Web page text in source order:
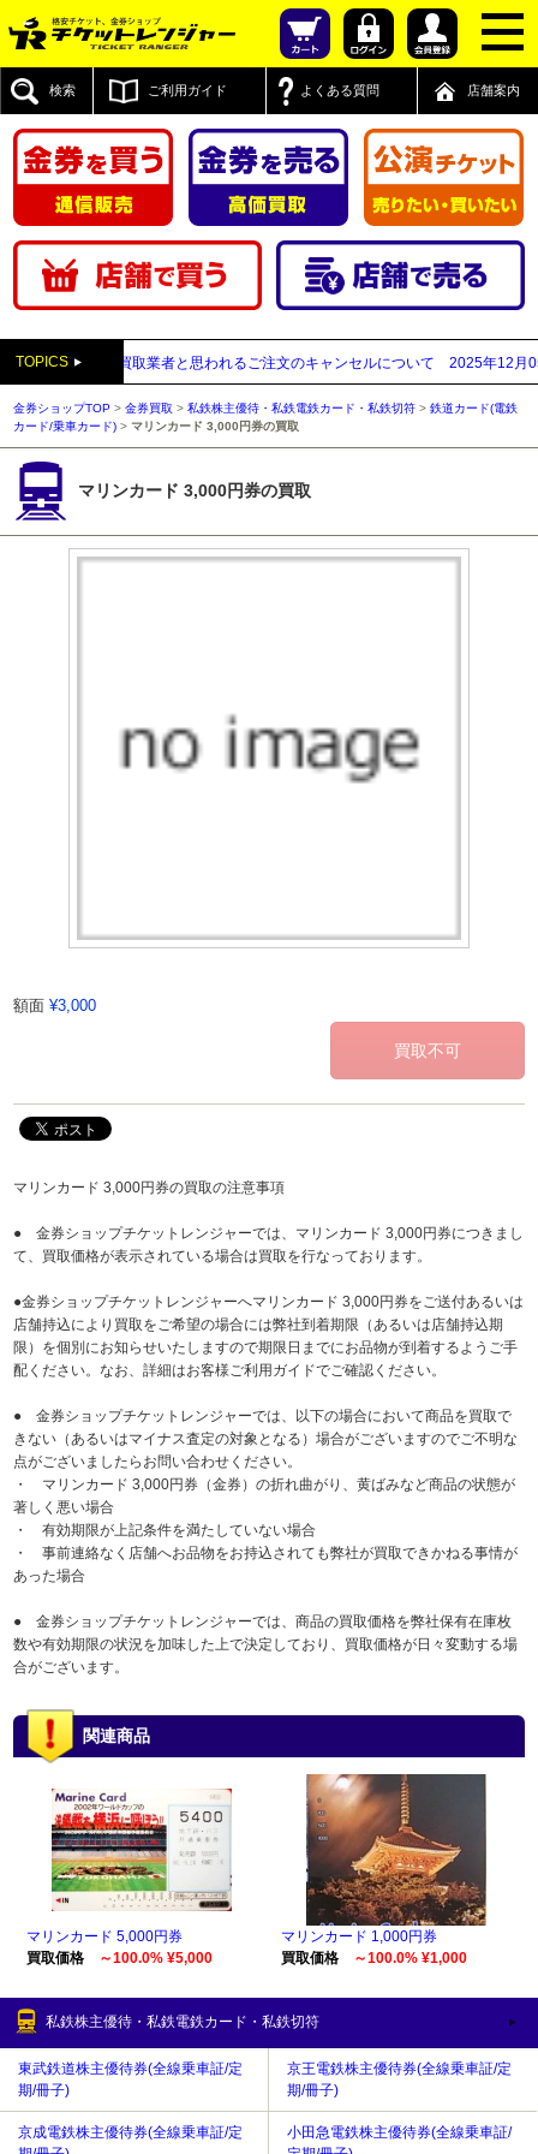
検索 ご利用ガイド よくある質問 店舗案内
TOPICS
が先払い買取業者と思われるご注文のキャンセルについて 2025年12月05日 【
金券ショップTOP >金券買取 >私鉄株主優待・私鉄電鉄カード・私鉄切符 >鉄道カード(電鉄
カード/乗車カード) >マリンカード 3,000円券の買取
マリンカード 3,000円券の買取
額面 ¥3,000
マリンカード 3,000円券の買取の注意事項
● 金券ショップチケットレンジャーでは、マリンカード 3,000円券につきまし
て、買取価格が表示されている場合は買取を行なっております。
●金券ショップチケットレンジャーへマリンカード 3,000円券をご送付あるいは
店舗持込により買取をご希望の場合には弊社到着期限（あるいは店舗持込期
限）を個別にお知らせいたしますので期限日までにお品物が到着するようご手
配ください。なお、詳細はお客様ご利用ガイドでご確認ください。
● 金券ショップチケットレンジャーでは、以下の場合において商品を買取で
きない（あるいはマイナス査定の対象となる）場合がございますのでご不明な
点がございましたらお問い合わせください。
・ マリンカード 3,000円券（金券）の折れ曲がり、黄ばみなど商品の状態が
著しく悪い場合
・ 有効期限が上記条件を満たしていない場合
・ 事前連絡なく店舗へお品物をお持込されても弊社が買取できかねる事情が
あった場合
● 金券ショップチケットレンジャーでは、商品の買取価格を弊社保有在庫枚
数や有効期限の状況を加味した上で決定しており、買取価格が日々変動する場
合がございます。
関連商品
マリンカード 5,000円券
買取価格
～100.0% ¥5,000
マリンカード 1,000円券
買取価格
～100.0% ¥1,000
私鉄株主優待・私鉄電鉄カード・私鉄切符
東武鉄道株主優待券(全線乗車証/定
期/冊子)
京王電鉄株主優待券(全線乗車証/定
期/冊子)
京成電鉄株主優待券(全線乗車証/定
小田急電鉄株主優待券(全線乗車証/